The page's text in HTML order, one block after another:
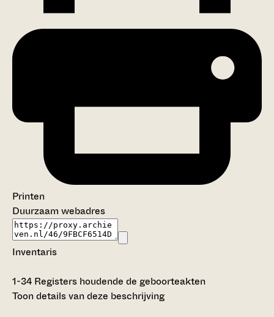
Printen
Duurzaam webadres
Inventaris
1-34 Registers houdende de geboorteakten
Toon details van deze beschrijving